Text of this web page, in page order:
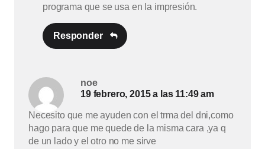
programa que se usa en la impresión.
Responder
noe
19 febrero, 2015 a las 11:49 am
Necesito que me ayuden con el trma del dni,como
hago para que me quede de la misma cara ,ya q
de un lado y el otro no me sirve